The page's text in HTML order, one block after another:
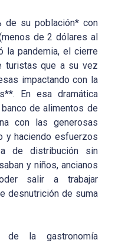
de su población* con
de 2 dólares al
la pandemia, el cierre
turistas que a su vez
impactando con la
En esa dramática
de alimentos de
con las generosas
y haciendo esfuerzos
de distribución sin
y niños, ancianos
salir a trabajar
desnutrición de suma
de la gastronomía